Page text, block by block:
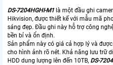
DS-7204HGHI-M1 là một đầu ghi
Hikvision, được thiết kế với mẫu mã
sáng đẹp. Đầu ghi này hỗ trợ công
bền bỉ và ổn định.
Sản phẩm này có giá cả hợp lý và
cho hình ảnh rõ nét. Khả năng lưu trữ
HDD dung lượng lên đến 10TB, DS-